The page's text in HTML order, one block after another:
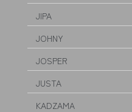
JIPA
JOHNY
JOSPER
JUSTA
KADZAMA